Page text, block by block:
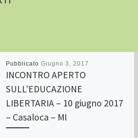
Pubblicato Giugno 3, 2017
INCONTRO APERTO
SULL’EDUCAZIONE
LIBERTARIA – 10 giugno 2017
– Casaloca – MI